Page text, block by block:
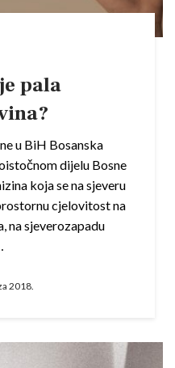
pala
u BiH Bosanska
dijelu Bosne
koja se na sjeveru
cjelovitost na
na sjeverozapadu
2018.